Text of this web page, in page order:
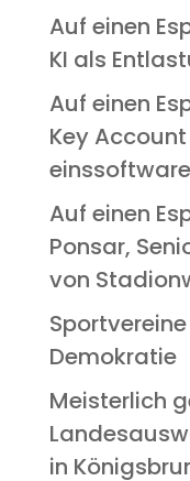
Auf einen
KI als
Auf einen
Key
Auf einen
Pon­s­ar,
von
Demokratie
Meis­ter­lich
in